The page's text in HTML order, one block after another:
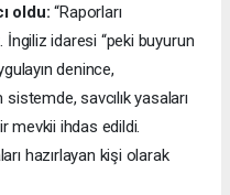
oldu:“Raporları
İngiliz idaresi “peki buyurun
denince,
savcılık yasaları
mevkii ihdas edildi.
hazırlayan kişi olarak